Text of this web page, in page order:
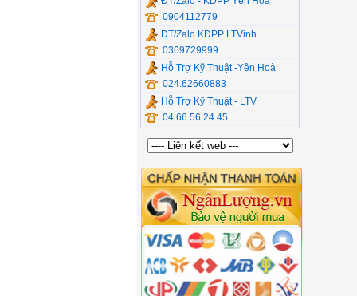
0904112779
ĐT/Zalo KDPP LTVinh
0369729999
Hỗ Trợ Kỹ Thuật -Yên Hoà
024.62660883
Hỗ Trợ Kỹ Thuật - LTV
04.66.56.24.45